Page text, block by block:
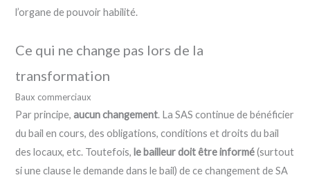
l’organe de pouvoir habilité.
Ce qui ne change pas lors de la
transformation
Baux commerciaux
Par principe,aucun changement. La SAS continue de bénéficier
du bail en cours, des obligations, conditions et droits du bail
des locaux, etc. Toutefois, le bailleur doit être informé(surtout
si une clause le demande dans le bail) de ce changement de SA